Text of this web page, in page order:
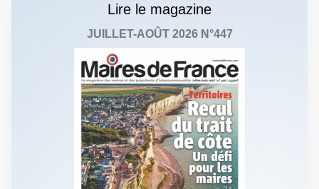
Lire le magazine
JUILLET-AOÛT 2026 N°447